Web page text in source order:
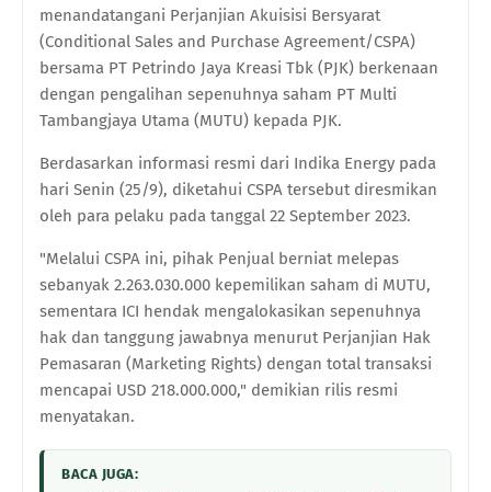
menandatangani Perjanjian Akuisisi Bersyarat
(Conditional Sales and Purchase Agreement/CSPA)
bersama PT Petrindo Jaya Kreasi Tbk (PJK) berkenaan
dengan pengalihan sepenuhnya saham PT Multi
Tambangjaya Utama (MUTU) kepada PJK.
Berdasarkan informasi resmi dari Indika Energy pada
hari Senin (25/9), diketahui CSPA tersebut diresmikan
oleh para pelaku pada tanggal 22 September 2023.
"Melalui CSPA ini, pihak Penjual berniat melepas
sebanyak 2.263.030.000 kepemilikan saham di MUTU,
sementara ICI hendak mengalokasikan sepenuhnya
hak dan tanggung jawabnya menurut Perjanjian Hak
Pemasaran (Marketing Rights) dengan total transaksi
mencapai USD 218.000.000," demikian rilis resmi
menyatakan.
BACA JUGA: